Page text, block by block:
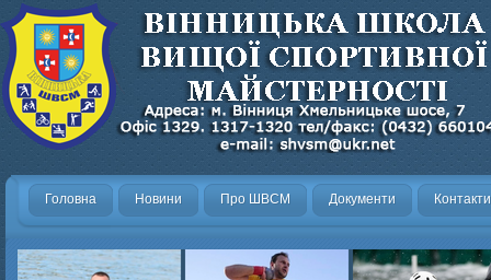
Головна Новини Про ШВСМ Документи Контакти